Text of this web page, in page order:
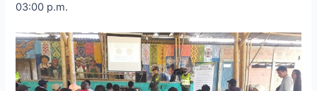
03:00 p.m.